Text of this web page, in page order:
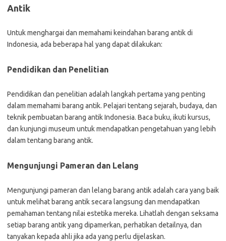
Antik
Untuk menghargai dan memahami keindahan barang antik di
Indonesia, ada beberapa hal yang dapat dilakukan:
Pendidikan dan Penelitian
Pendidikan dan penelitian adalah langkah pertama yang penting
dalam memahami barang antik. Pelajari tentang sejarah, budaya, dan
teknik pembuatan barang antik Indonesia. Baca buku, ikuti kursus,
dan kunjungi museum untuk mendapatkan pengetahuan yang lebih
dalam tentang barang antik.
Mengunjungi Pameran dan Lelang
Mengunjungi pameran dan lelang barang antik adalah cara yang baik
untuk melihat barang antik secara langsung dan mendapatkan
pemahaman tentang nilai estetika mereka. Lihatlah dengan seksama
setiap barang antik yang dipamerkan, perhatikan detailnya, dan
tanyakan kepada ahli jika ada yang perlu dijelaskan.